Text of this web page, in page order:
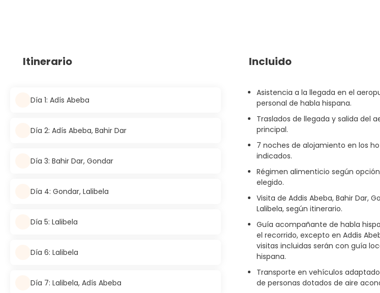
Itinerario
Día 1: Adís Abeba
Día 2: Adís Abeba, Bahir Dar
Día 3: Bahir Dar, Gondar
Día 4: Gondar, Lalibela
Día 5: Lalibela
Día 6: Lalibela
Día 7: Lalibela, Adís Abeba
Incluido
Asistencia a la llegada en el
personal de habla hispana.
Traslados de llegada y salida del
principal.
7 noches de alojamiento en los
indicados.
Régimen alimenticio según
elegido.
Visita de Addis Abeba, Bahir Dar,
Lalibela, según itinerario.
Guía acompañante de habla
el recorrido, excepto en Addis
visitas incluidas serán con guía
hispana.
Transporte en vehículos
de personas dotados de aire